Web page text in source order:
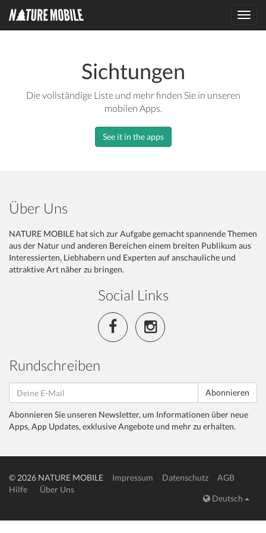
Sichtungen
Die vollständige Liste und mehr finden Sie in unseren
mobilen Apps.
See it in the apps
Über Uns
NATURE MOBILE hat sich zur Aufgabe gemacht spannende Themen
aus der Natur und anderen Bereichen einem breiten Publikum aus
Interessierten, Liebhabern und Experten auf anschauliche und
attraktive Art näher zu bringen.
Social Links
Rundschreiben
Abonnieren
Abonnieren Sie unseren Newsletter, um Informationen über neue
Apps, App Updates, exklusive Angebote und mehr zu erhalten.
© 2026 NATURE MOBILE Impressum Datenschutz
AGB
Hilfe
Über Uns
Deutsch